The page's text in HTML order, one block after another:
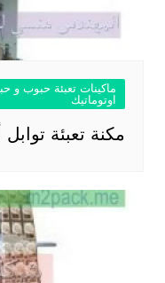
ماكينات تعبئة حبوب و
اوتوماتيك
مكنة تعبئة توابل